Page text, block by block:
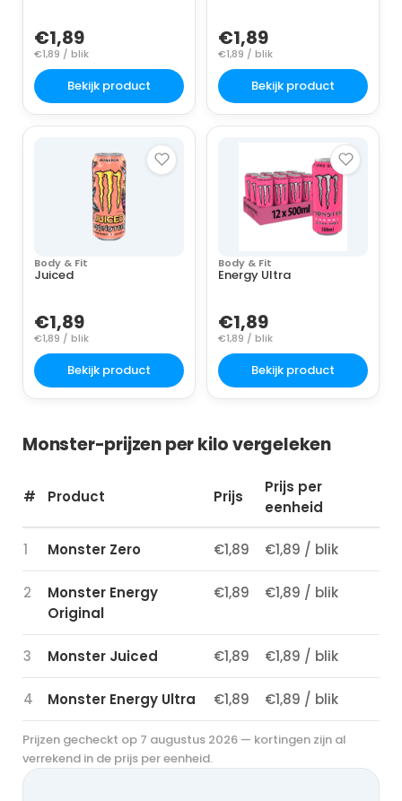
€1,89
€1,89 / blik
Bekijk product
€1,89
€1,89 / blik
Bekijk product
Body & Fit
Juiced
€1,89
€1,89 / blik
Bekijk product
Body & Fit
Energy Ultra
€1,89
€1,89 / blik
Bekijk product
Monster-prijzen per kilo vergeleken
# Product Prijs
Prijs per
eenheid
1 Monster Zero €1,89 €1,89 / blik
2
Monster Energy
Original
€1,89 €1,89 / blik
3 Monster Juiced €1,89 €1,89 / blik
4 Monster Energy Ultra €1,89 €1,89 / blik
Prijzen gecheckt op 7 augustus 2026 — kortingen zijn al
verrekend in de prijs per eenheid.